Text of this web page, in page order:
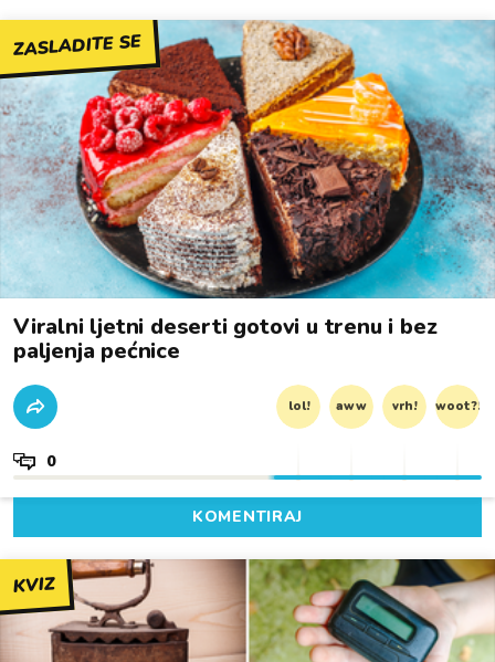
ZASLADITE SE
Viralni ljetni deserti gotovi u trenu i bez
paljenja pećnice
lol! aww vrh! woot?!
0
KOMENTIRAJ
KVIZ